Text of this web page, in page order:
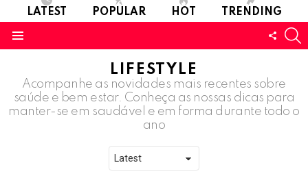
LATEST POPULAR HOT TRENDING
LIFESTYLE
Acompanhe as novidades mais recentes sobre
saúde e bem estar. Conheça as nossas dicas para
manter-se em saudável e em forma durante todo o
ano